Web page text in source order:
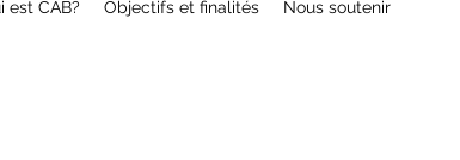
est CAB? Objectifs et finalités Nous soutenir